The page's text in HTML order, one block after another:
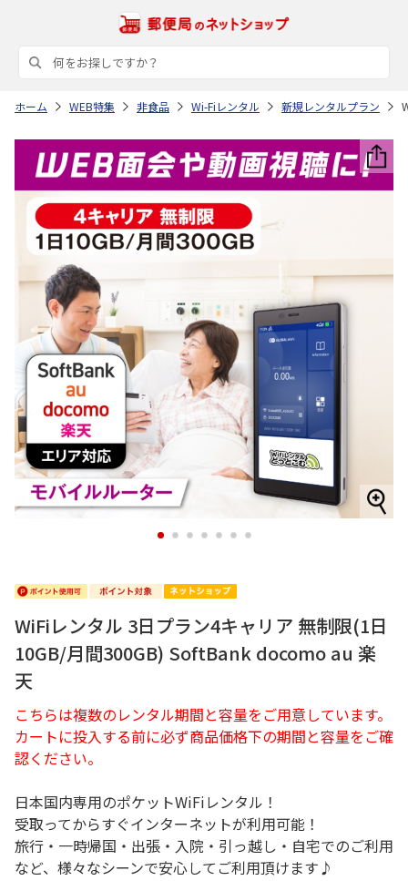
ホーム WEB特集 非食品 Wi-Fiレンタル 新規レンタルプラン
1 2 3 4 5 6 7
WiFiレンタル 3日プラン4キャリア 無制限(1日
10GB/月間300GB) SoftBank docomo au 楽
天
こちらは複数のレンタル期間と容量をご用意しています。
カートに投入する前に必ず商品価格下の期間と容量をご確
認ください。
日本国内専用のポケットWiFiレンタル！
受取ってからすぐインターネットが利用可能！
旅行・一時帰国・出張・入院・引っ越し・自宅でのご利用
など、様々なシーンで安心してご利用頂けます♪